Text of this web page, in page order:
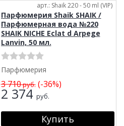
арт.: Shaik 220 - 50 ml (VIP)
Парфюмерия Shaik SHAIK /
Парфюмерная вода №220
SHAIK NICHE Eclat d Arpege
Lanvin, 50 мл.
Парфюмерия
3 710руб.(-36%)
2 374 руб.